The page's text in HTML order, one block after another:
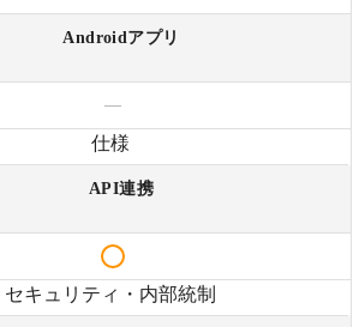
Androidアプリ
—
仕様
API連携
セキュリティ・内部統制